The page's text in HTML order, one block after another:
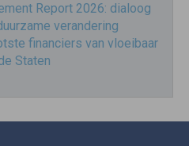
Report 2026: dialoog
verandering
financiers van vloeibaar
Staten